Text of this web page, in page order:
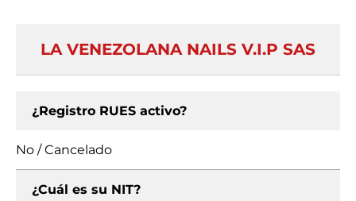
LA VENEZOLANA NAILS V.I.P SAS
¿Registro RUES activo?
No / Cancelado
¿Cuál es su NIT?